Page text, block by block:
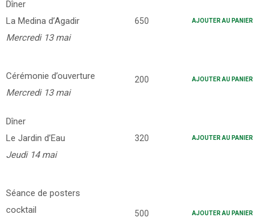
Dîner
La Medina d’Agadir
Mercredi 13 mai
650 AJOUTER AU PANIER
Cérémonie d’ouverture
Mercredi 13 mai
200 AJOUTER AU PANIER
Dîner
Le Jardin d’Eau
Jeudi 14 mai
320 AJOUTER AU PANIER
Séance de posters
cocktail
500 AJOUTER AU PANIER